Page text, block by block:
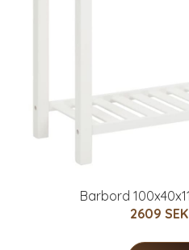
Barbord
2609 SEK